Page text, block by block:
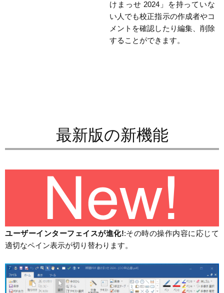
けまっせ 2024」を持っていな
い人でも校正指示の作成者やコ
メントを確認したり編集、削除
することができます。
最新版の新機能
ユーザーインターフェイスが進化!:その時の操作内容に応じて
適切なペイン表示が切り替わります。